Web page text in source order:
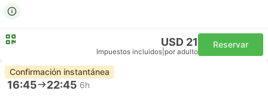
USD 21
Impuestos incluidos por adulto
Reservar
Confirmación instantánea
16:45 22:45 6h